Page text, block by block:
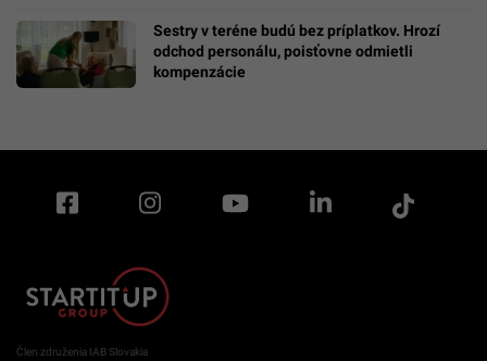
Sestry v teréne budú bez príplatkov. Hrozí
odchod personálu, poisťovne odmietli
kompenzácie
Člen združenia IAB Slovakia